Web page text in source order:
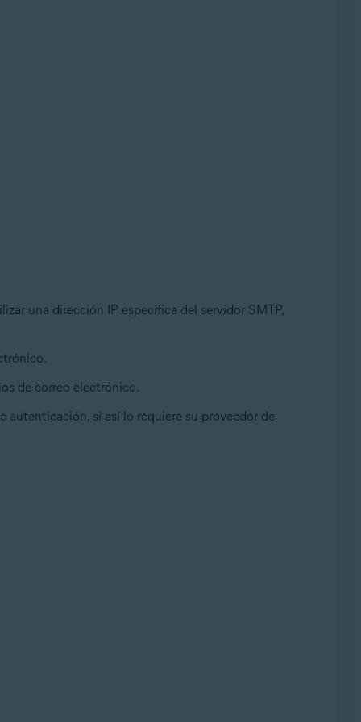
una dirección IP específica del servidor SMTP,
de correo electrónico.
autenticación, si así lo requiere su proveedor de